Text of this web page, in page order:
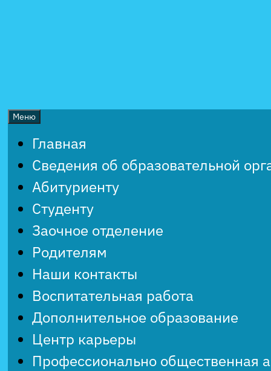
Меню
Главная
Сведения об образовательной
Абитуриенту
Студенту
Заочное отделение
Родителям
Наши контакты
Воспитательная работа
Дополнительное образование
Центр карьеры
Профессионально общественная